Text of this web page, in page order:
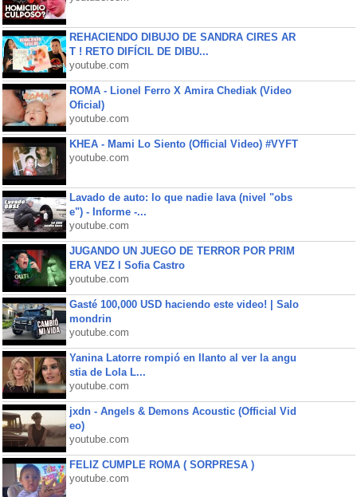
REHACIENDO DIBUJO DE SANDRA CIRES AR
T ! RETO DIFÍCIL DE DIBU...
youtube.com
ROMA - Lionel Ferro X Amira Chediak (Video
Oficial)
youtube.com
KHEA - Mami Lo Siento (Official Video) #VYFT
youtube.com
Lavado de auto: lo que nadie lava (nivel "obs
e") - Informe -...
youtube.com
JUGANDO UN JUEGO DE TERROR POR PRIM
ERA VEZ l Sofia Castro
youtube.com
Gasté 100,000 USD haciendo este video! | Salo
mondrin
youtube.com
Yanina Latorre rompió en llanto al ver la angu
stia de Lola L...
youtube.com
jxdn - Angels & Demons Acoustic (Official Vid
eo)
youtube.com
FELIZ CUMPLE ROMA ( SORPRESA )
youtube.com